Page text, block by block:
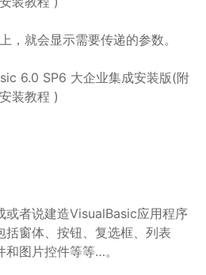
，就会显示需要传递的参数。
或者说建造VisualBasic应用程序
括窗体、按钮、复选框、列表
图片控件等等…。